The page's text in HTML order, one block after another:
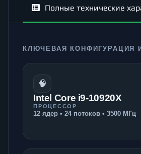
Полные технические
КЛЮЧЕВАЯ КОНФИГУРАЦИЯ
🧠
Intel Core i9-10920X
ПРОЦЕССОР
12 ядер • 24 потоков • 3500 МГц